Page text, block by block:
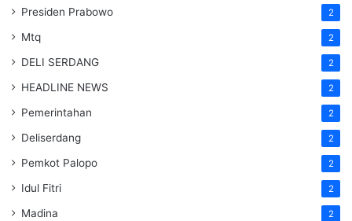
Presiden Prabowo 2
Mtq 2
DELI SERDANG 2
HEADLINE NEWS 2
Pemerintahan 2
Deliserdang 2
Pemkot Palopo 2
Idul Fitri 2
Madina 2